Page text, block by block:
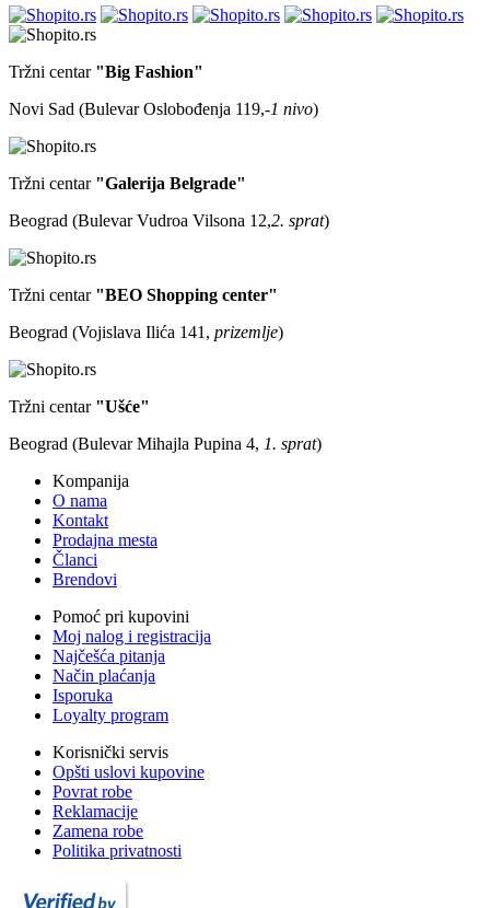
Tržni centar "Big Fashion"
Novi Sad (Bulevar Oslobođenja 119,-1 nivo)
Tržni centar "Galerija Belgrade"
Beograd (Bulevar Vudroa Vilsona 12,2. sprat)
Tržni centar "BEO Shopping center"
Beograd (Vojislava Ilića 141, prizemlje)
Tržni centar "Ušće"
Beograd (Bulevar Mihajla Pupina 4, 1. sprat)
Kompanija
O nama
Kontakt
Prodajna mesta
Članci
Brendovi
Pomoć pri kupovini
Moj nalog i registracija
Najčešća pitanja
Način plaćanja
Isporuka
Loyalty program
Korisnički servis
Opšti uslovi kupovine
Povrat robe
Reklamacije
Zamena robe
Politika privatnosti